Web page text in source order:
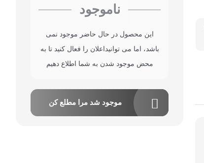
ناموجود
این محصول در حال حاضر موجود نمی
باشد، اما می توانیداعلان را فعال کنید تا به
محض موجود شدن به شما اطلاع دهیم
موجود شد مرا مطلع کن